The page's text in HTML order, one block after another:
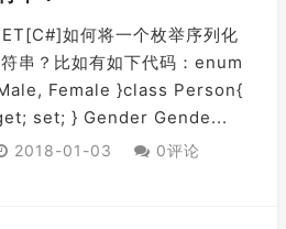
如何将一个枚举序列化
串？比如有如下代码：enum
Female }class Person{
set; } Gender Gende...
2018-01-03
0评论